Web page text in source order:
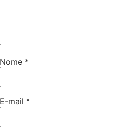
Nome *
E-mail *